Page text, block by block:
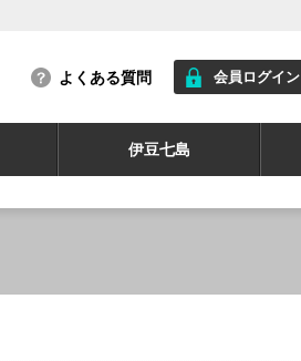
よくある質問 会員ログイン
伊豆七島